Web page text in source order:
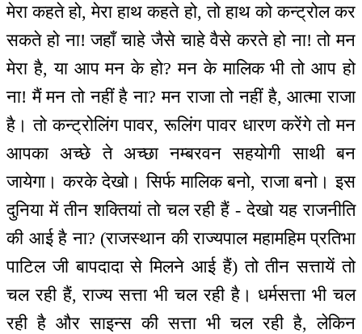
मेरा कहते हो, मेरा हाथ कहते हो, तो हाथ को कन्ट्रोल कर
सकते हो ना! जहाँ चाहे जैसे चाहे वैसे करते हो ना! तो मन
मेरा है, या आप मन के हो? मन के मालिक भी तो आप हो
ना! मैं मन तो नहीं है ना? मन राजा तो नहीं है, आत्मा राजा
है। तो कन्ट्रोलिंग पावर, रूलिंग पावर धारण करेंगे तो मन
आपका अच्छे ते अच्छा नम्बरवन सहयोगी साथी बन
जायेगा। करके देखो। सिर्फ मालिक बनो, राजा बनो। इस
दुनिया में तीन शक्तियां तो चल रही हैं - देखो यह राजनीति
की आई है ना? (राजस्थान की राज्यपाल महामहिम प्रतिभा
पाटिल जी बापदादा से मिलने आई हैं) तो तीन सत्तायें तो
चल रही हैं, राज्य सत्ता भी चल रही है। धर्मसत्ता भी चल
रही है और साइन्स की सत्ता भी चल रही है, लेकिन